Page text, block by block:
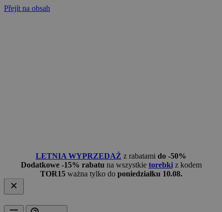
Přejít na obsah
LETNIA WYPRZEDAŻ z rabatami do -50%
Dodatkowe -15% rabatu na wszystkie torebkiz kodem
TOR15 ważna tylko do poniedziałku 10.08.